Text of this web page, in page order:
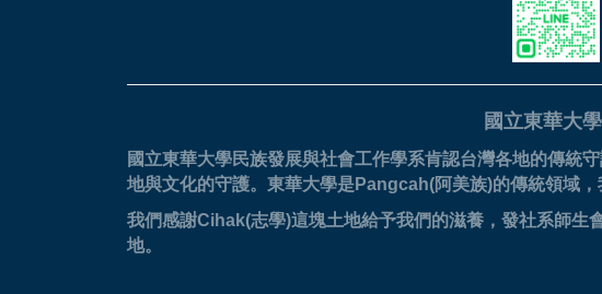
國立東華大
國立東華大學民族發展與社會工作學系肯認台灣各地的傳統
地與文化的守護。 東華大學是Pangcah(阿美族)的傳統領域，
我們感謝Cihak(志學)這塊土地給予我們的滋養，發社系師生
地。